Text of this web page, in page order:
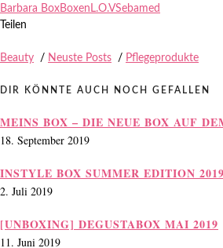
Barbara BoxBoxen L.O.VSebamed
Teilen
Beauty / Neuste Posts / Pflegeprodukte
DIR KÖNNTE AUCH NOCH GEFALLEN
MEINS BOX – DIE NEUE BOX AUF
18. September 2019
INSTYLE BOX SUMMER EDITION 2019
2. Juli 2019
[UNBOXING] DEGUSTABOX MAI 2019
11. Juni 2019